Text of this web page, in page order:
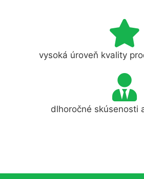
vysoká úroveň kvality
dlhoročné skúsenosti